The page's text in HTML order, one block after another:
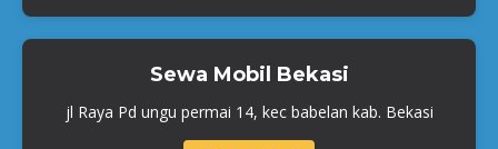
Sewa Mobil Bekasi
jl Raya Pd ungu permai 14, kec babelan kab. Bekasi